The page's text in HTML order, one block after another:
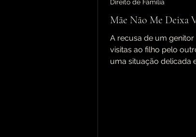
Mãe Não Me Deixa
A recusa de um genitor
visitas ao filho pelo
uma situação delicada
Direito de Família